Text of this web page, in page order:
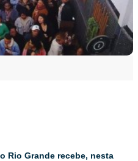
Rio Grande recebe, nesta